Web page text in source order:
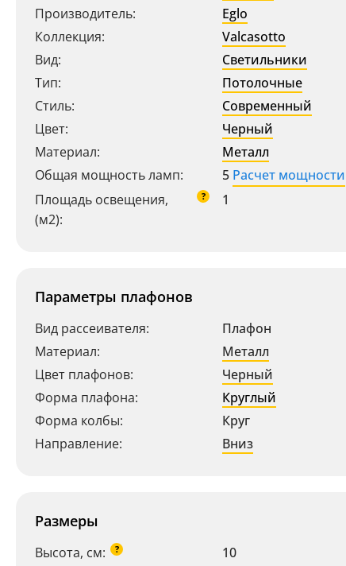
Производитель:
Eglo
Коллекция:
Valcasotto
Вид:
Светильники
Тип:
Потолочные
Стиль:
Современный
Цвет:
Черный
Материал:
Металл
Общая мощность ламп:
5 Расчет мощности
Площадь освещения,
(м2):
? 1
Параметры плафонов
Вид рассеивателя:
Плафон
Материал:
Металл
Цвет плафонов:
Черный
Форма плафона:
Круглый
Форма колбы:
Круг
Направление:
Вниз
Размеры
Высота, см: ?
10